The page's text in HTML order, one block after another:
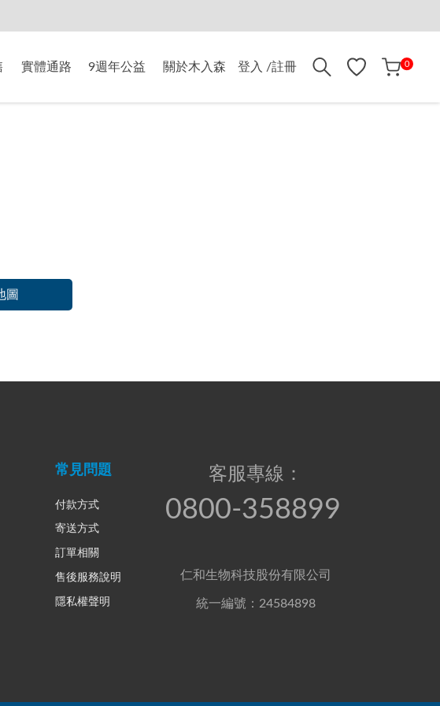
實體通路 9週年公益 關於木入森 登入 /註冊 0
圖
客服專線：
0800-358899
仁和生物科技股份有限公司
統一編號：24584898
常見問題
付款方式
寄送方式
訂單相關
售後服務說明
隱私權聲明